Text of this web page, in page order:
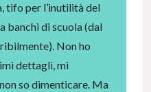
tifo per l’inutilità del
banchi di scuola (dal
Non ho
dettagli, mi
so dimenticare. Ma